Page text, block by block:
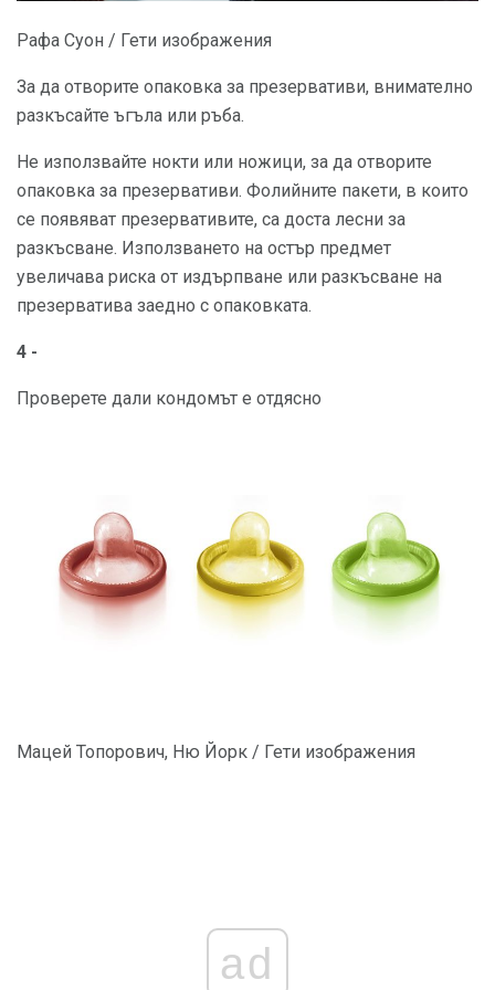
Рафа Суон / Гети изображения
За да отворите опаковка за презервативи, внимателно
разкъсайте ъгъла или ръба.
Не използвайте нокти или ножици, за да отворите
опаковка за презервативи. Фолийните пакети, в които
се появяват презервативите, са доста лесни за
разкъсване. Използването на остър предмет
увеличава риска от издърпване или разкъсване на
презерватива заедно с опаковката.
4 -
Проверете дали кондомът е отдясно
Мацей Топорович, Ню Йорк / Гети изображения
ad